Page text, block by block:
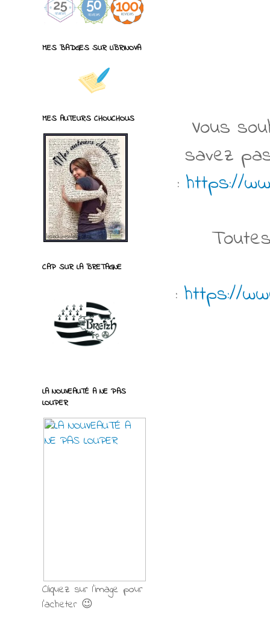
Vous
savez
: https://
: https://
MES BADGES SUR LIBRINOVA
MES AUTEURS CHOUCHOUS
CAP SUR LA BRETAGNE
LA NOUVEAUTÉ A NE PAS
LOUPER
Cliquez sur l'image pour
l'acheter 😉